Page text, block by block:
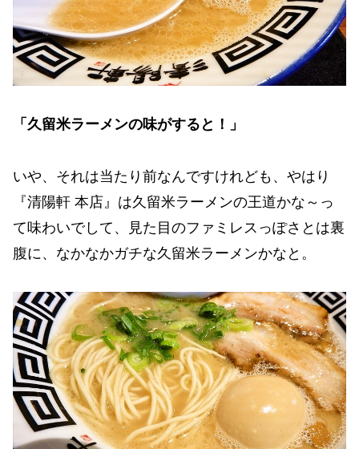
「久留米ラーメンの味がすると！」
いや、それは当たり前なんですけれども、やはり
『清陽軒 本店』は久留米ラーメンの王道かな～っ
て味わいでして、見た目のファミレスっぽさとは裏
腹に、なかなかガチな久留米ラーメンかなと。